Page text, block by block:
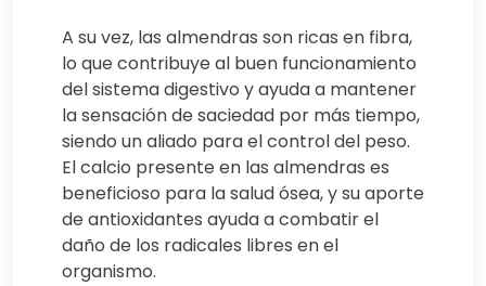
A su vez, las almendras son ricas en fibra,
lo que contribuye al buen funcionamiento
del sistema digestivo y ayuda a mantener
la sensación de saciedad por más tiempo,
siendo un aliado para el control del peso.
El calcio presente en las almendras es
beneficioso para la salud ósea, y su aporte
de antioxidantes ayuda a combatir el
daño de los radicales libres en el
organismo.